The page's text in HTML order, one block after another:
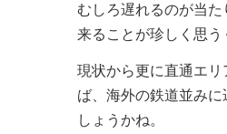
むしろ遅れるのが当
来ることが珍しく思う
現状から更に直通エ
ば、海外の鉄道並み
しょうかね。